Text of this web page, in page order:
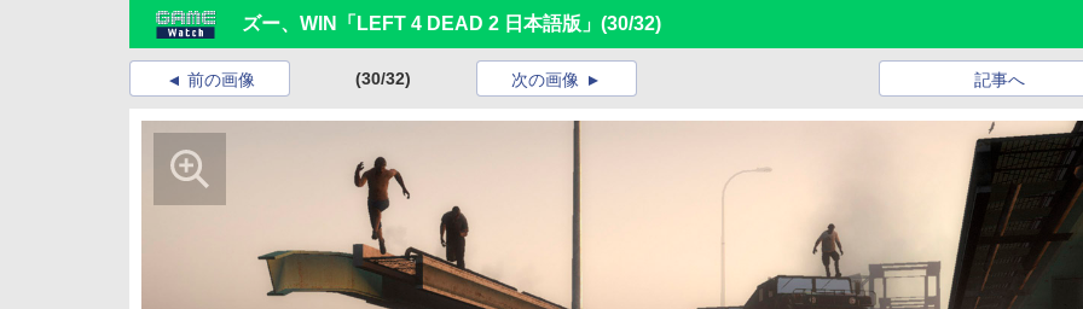
ズー、WIN「LEFT 4 DEAD 2 日本語版」 (30/32)
前の画像 (30/32) 記事へ
次の画像